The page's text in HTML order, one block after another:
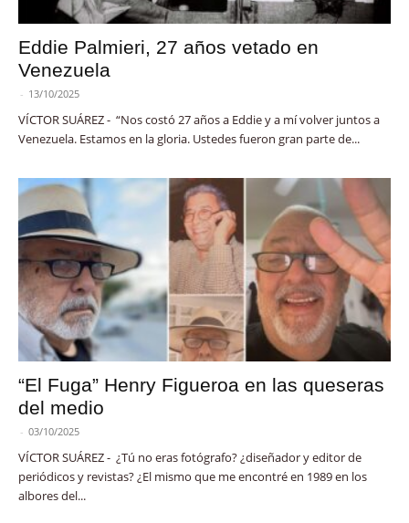
Eddie Palmieri, 27 años vetado en
Venezuela
- 13/10/2025
VÍCTOR SUÁREZ - “Nos costó 27 años a Eddie y a mí volver juntos a
Venezuela. Estamos en la gloria. Ustedes fueron gran parte de...
“El Fuga” Henry Figueroa en las queseras
del medio
- 03/10/2025
VÍCTOR SUÁREZ - ¿Tú no eras fotógrafo? ¿diseñador y editor de
periódicos y revistas? ¿El mismo que me encontré en 1989 en los
albores del...